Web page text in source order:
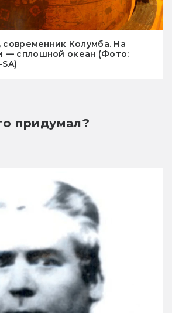
современник Колумба. На
— сплошной океан (Фото:
придумал?